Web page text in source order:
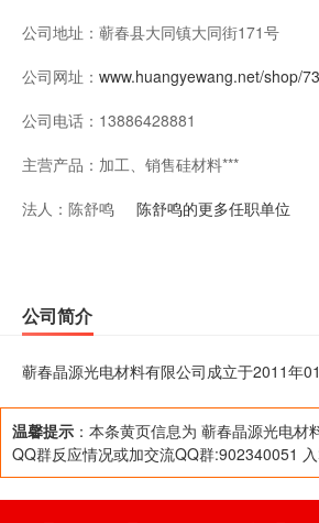
公司地址： 蕲春县大同镇大同街171号
公司网址： www.huangyewang.net/shop/
公司电话： 13886428881
主营产品： 加工、销售硅材料***
法人： 陈舒鸣 陈舒鸣的更多任职单位
公司简介
蕲春晶源光电材料有限公司成立于2011年
温馨提示 ：本条黄页信息为 蕲春晶源光电
QQ群反应情况或加交流QQ群:902340051 入